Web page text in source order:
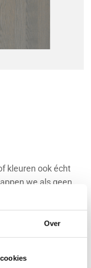
Over
kleuren ook écht
we als geen
service in het
, doe-het-zelf
Kies
we sturen ze zo snel